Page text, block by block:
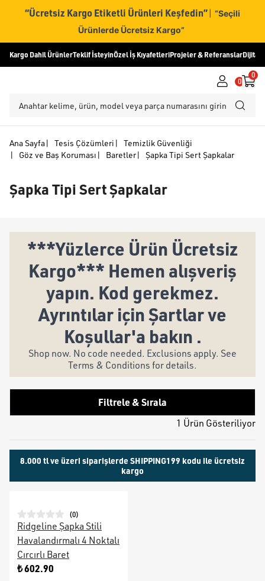
“Ücretsiz Kargo Etiketli Ürünleri Keşfedin” | “Seçili
Ürünlerde Ücretsiz Kargo”
Kargo Dahil ÜrünlerTeklif İsteyinÖzel İş KıyafetleriProjeler & ReferanslarDijital
0
0
Ana Sayfa| Tesis Çözümleri |
Temizlik Güvenliği
|
Göz ve Baş Koruması | Baretler| Şapka Tipi Sert Şapkalar
Şapka Tipi Sert Şapkalar
***Yüzlerce Ürün Ücretsiz
Kargo*** Hemen alışveriş
yapın. Kod gerekmez.
Ayrıntılar için Şartlar ve
Koşullar'a bakın .
Shop now. No code needed. Exclusions apply. See
Terms & Conditions for details.
Filtrele & Sırala
1 Ürün Gösteriliyor
8.000 tl ve üzeri siparişlerde SHIPPING199 kodu ile ücretsiz
kargo
(0)
Ridgeline Şapka Stili
Havalandırmalı 4 Noktalı
Cırcırlı Baret
₺ 602.90